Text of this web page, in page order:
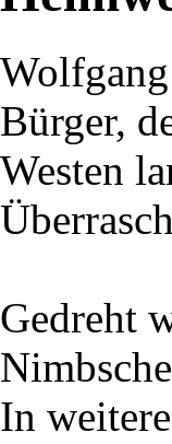
Bürger,
Westen
Gedreht
In